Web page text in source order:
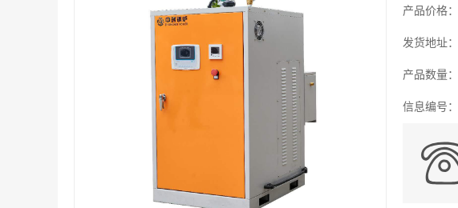
产品价格：
发货地址：
产品数量：
信息编号：